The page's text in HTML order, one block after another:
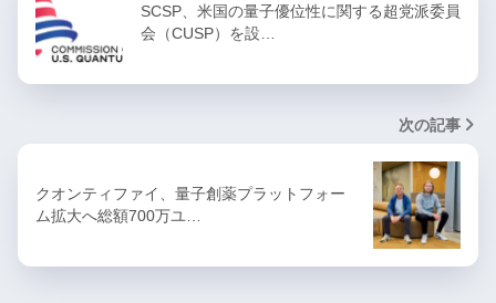
SCSP、米国の量子優位性に関する超党派委員
会（CUSP）を設…
次の記事
クオンティファイ、量子創薬プラットフォー
ム拡大へ総額700万ユ…